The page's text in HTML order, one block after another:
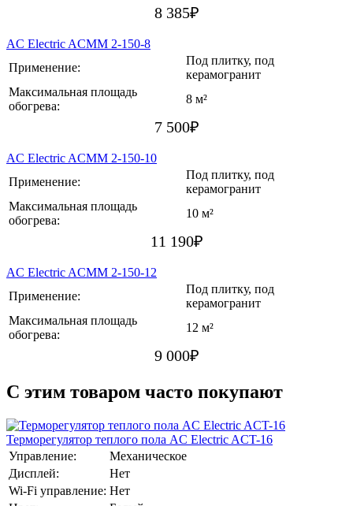
8 385₽
AC Electric ACMM 2-150-8
Применение:
Под плитку, под
керамогранит
Максимальная площадь
обогрева:
8 м²
7 500₽
AC Electric ACMM 2-150-10
Применение:
Под плитку, под
керамогранит
Максимальная площадь
обогрева:
10 м²
11 190₽
AC Electric ACMM 2-150-12
Применение:
Под плитку, под
керамогранит
Максимальная площадь
обогрева:
12 м²
9 000₽
C этим товаром часто покупают
Терморегулятор теплого пола AC Electric ACT-16
Управление:
Механическое
Дисплей:
Нет
Wi-Fi управление: Нет